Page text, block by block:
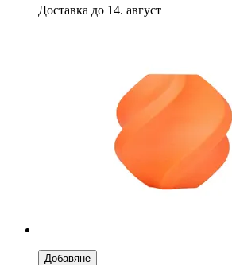
Доставка до 14. август
Добавяне